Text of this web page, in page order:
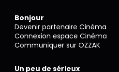
Bonjour
Devenir partenaire Cinéma
Connexion espace Cinéma
Communiquer sur OZZAK
Un peu de sérieux